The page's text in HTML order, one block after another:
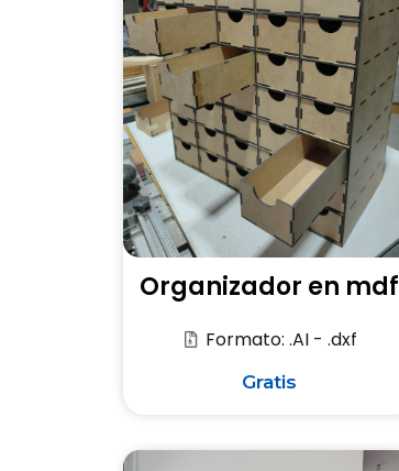
Organizador en mdf
Formato: .AI - .dxf
Gratis